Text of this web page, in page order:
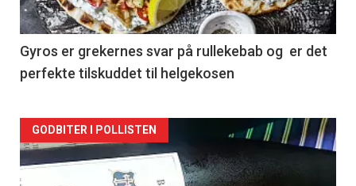
-
2
Gyros er grekernes svar på rullekebab og er det
perfekte tilskuddet til helgekosen
Forsiden
akkurat
GODBITER I POLLISTEN